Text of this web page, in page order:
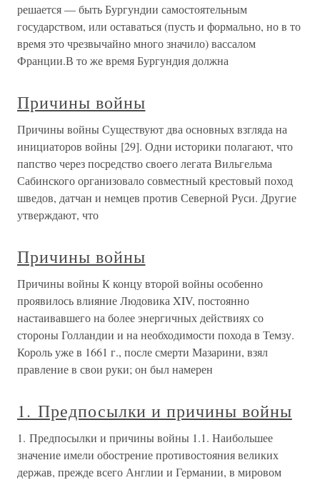
решается — быть Бургундии самостоятельным
государством, или оставаться (пусть и формально, но в то
время это чрезвычайно много значило) вассалом
Франции.В то же время Бургундия должна
Причины войны
Причины войны Существуют два основных взгляда на
инициаторов войны [29]. Одни историки полагают, что
папство через посредство своего легата Вильгельма
Сабинского организовало совместный крестовый поход
шведов, датчан и немцев против Северной Руси. Другие
утверждают, что
Причины войны
Причины войны К концу второй войны особенно
проявилось влияние Людовика XIV, постоянно
настаивавшего на более энергичных действиях со
стороны Голландии и на необходимости похода в Темзу.
Король уже в 1661 г., после смерти Мазарини, взял
правление в свои руки; он был намерен
1. Предпосылки и причины войны
1. Предпосылки и причины войны 1.1. Наибольшее
значение имели обострение противостояния великих
держав, прежде всего Англии и Германии, в мировом